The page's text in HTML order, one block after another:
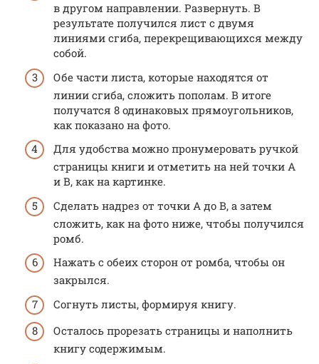
в другом направлении. Развернуть. В
результате получился лист с двумя
линиями сгиба, перекрещивающихся между
собой.
Обе части листа, которые находятся от
линии сгиба, сложить пополам. В итоге
получатся 8 одинаковых прямоугольников,
как показано на фото.
Для удобства можно пронумеровать ручкой
страницы книги и отметить на ней точки А
и В, как на картинке.
Сделать надрез от точки А до В, а затем
сложить, как на фото ниже, чтобы получился
ромб.
Нажать с обеих сторон от ромба, чтобы он
закрылся.
Согнуть листы, формируя книгу.
Осталось прорезать страницы и наполнить
книгу содержимым.